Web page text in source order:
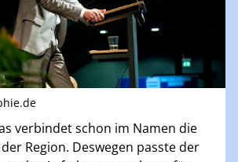
verbindet schon im Namen die
Region. Deswegen passte der